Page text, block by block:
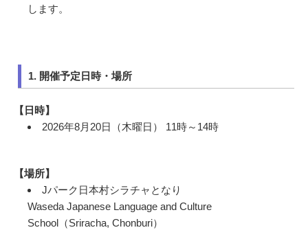
します。
1. 開催予定日時・場所
【日時】
2026年8月20日（木曜日） 11時～14時
【場所】
Jパーク日本村シラチャとなり
Waseda Japanese Language and Culture
School（Sriracha, Chonburi）